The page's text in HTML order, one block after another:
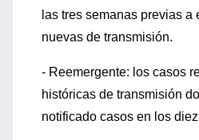
las tres semanas previas a
nuevas de transmisión.
- Reemergente: los casos
históricas de transmisión
notificado casos en los